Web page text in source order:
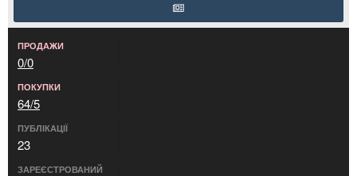
ПРОДАЖИ
0/0
ПОКУПКИ
64/5
ПУБЛІКАЦІЇ
23
ЗАРЕЄСТРОВАНИЙ